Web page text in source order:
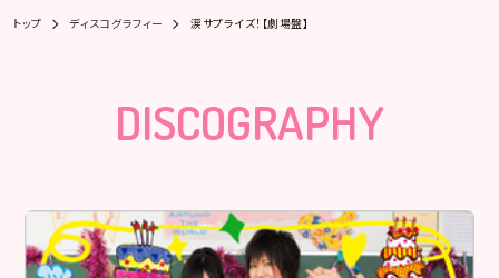
トップ ディスコグラフィー 涙サプライズ！【劇場盤】
DISCOGRAPHY